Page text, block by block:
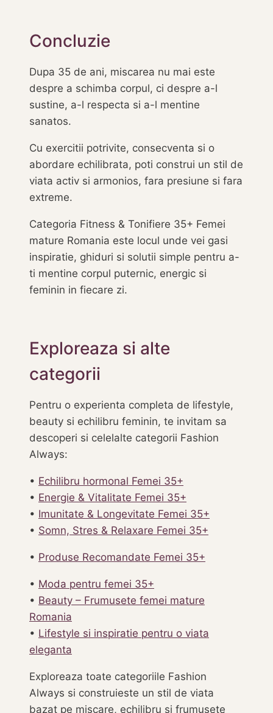
Concluzie
Dupa 35 de ani, miscarea nu mai este
despre a schimba corpul, ci despre a-l
sustine, a-l respecta si a-l mentine
sanatos.
Cu exercitii potrivite, consecventa si o
abordare echilibrata, poti construi un stil de
viata activ si armonios, fara presiune si fara
extreme.
Categoria Fitness & Tonifiere 35+ Femei
mature Romania este locul unde vei gasi
inspiratie, ghiduri si solutii simple pentru a-
ti mentine corpul puternic, energic si
feminin in fiecare zi.
Exploreaza si alte
categorii
Pentru o experienta completa de lifestyle,
beauty si echilibru feminin, te invitam sa
descoperi si celelalte categorii Fashion
Always:
• Echilibru hormonal Femei 35+
• Energie & Vitalitate Femei 35+
• Imunitate & Longevitate Femei 35+
• Somn, Stres & Relaxare Femei 35+
• Produse Recomandate Femei 35+
• Moda pentru femei 35+
• Beauty – Frumusete femei mature
Romania
• Lifestyle si inspiratie pentru o viata
eleganta
Exploreaza toate categoriile Fashion
Always si construieste un stil de viata
bazat pe miscare, echilibru si frumusete